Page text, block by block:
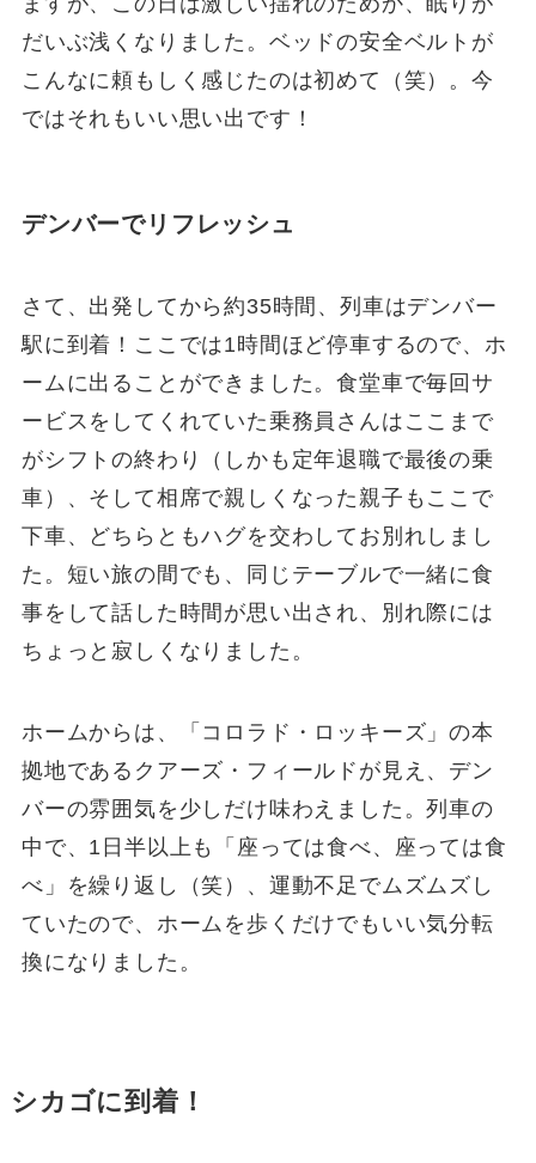
だいぶ浅くなりました。ベッドの安全ベルトが
こんなに頼もしく感じたのは初めて（笑）。今
ではそれもいい思い出です！
デンバーでリフレッシュ
さて、出発してから約35時間、列車はデンバー
駅に到着！ここでは1時間ほど停車するので、ホ
ームに出ることができました。食堂車で毎回サ
ービスをしてくれていた乗務員さんはここまで
がシフトの終わり（しかも定年退職で最後の乗
車）、そして相席で親しくなった親子もここで
下車、どちらともハグを交わしてお別れしまし
た。短い旅の間でも、同じテーブルで一緒に食
事をして話した時間が思い出され、別れ際には
ちょっと寂しくなりました。
ホームからは、「コロラド・ロッキーズ」の本
拠地であるクアーズ・フィールドが見え、デン
バーの雰囲気を少しだけ味わえました。列車の
中で、1日半以上も「座っては食べ、座っては食
べ」を繰り返し（笑）、運動不足でムズムズし
ていたので、ホームを歩くだけでもいい気分転
換になりました。
シカゴに到着！